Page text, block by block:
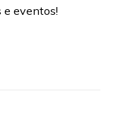
eventos!